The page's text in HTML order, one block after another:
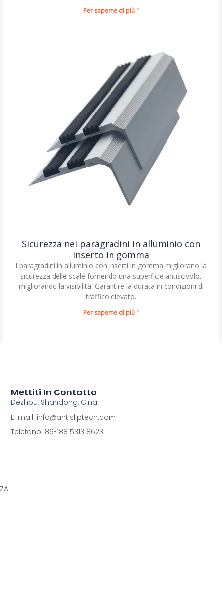
Per saperne di più "
Sicurezza nei paragradini in alluminio con
inserto in gomma
I paragradini in alluminio con inserti in gomma migliorano la
sicurezza delle scale fornendo una superficie antiscivolo,
migliorando la visibilità. Garantire la durata in condizioni di
traffico elevato.
Per saperne di più "
Mettiti In Contatto
Dezhou, Shandong, Cina
E-mail: info@antisliptech.com
Telefono: 86-188 5313 8623